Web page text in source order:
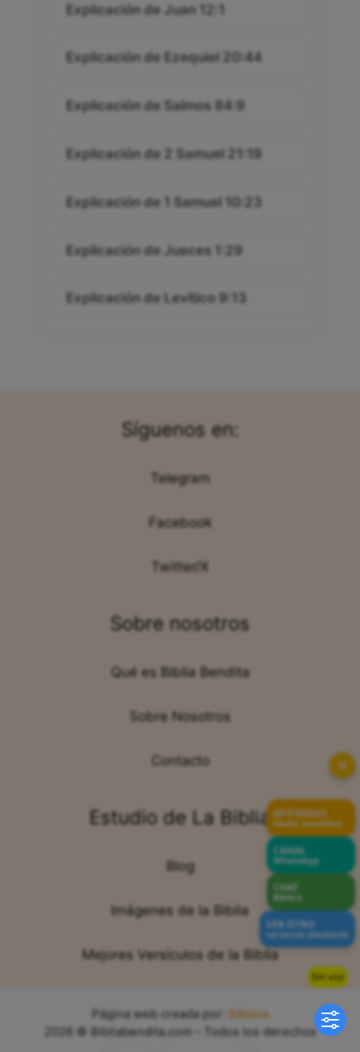
Sin voz
Explicación de Juan 12:1
Explicación de Ezequiel 20:44
Explicación de Salmos 84:9
Explicación de 2 Samuel 21:19
Explicación de 1 Samuel 10:23
Explicación de Jueces 1:29
Explicación de Levítico 9:13
Síguenos en:
Telegram
Facebook
Twitter/X
Sobre nosotros
Qué es Biblia Bendita
Sobre Nosotros
Contacto
Estudio de La Biblia
Blog
Imágenes de la Biblia
Mejores Versículos de la Biblia
Página web creada por:
Sitiova
2026 © Bibliabendita.com - Todos los derechos
✕
APÓYANOS
Hazte miembro
CANAL
WhatsApp
CHAT
Bíblico
VER OTRO
versículo aleatorio